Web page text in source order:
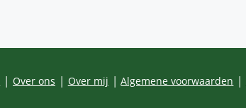
Over ons Over mij Algemene voorwaarden